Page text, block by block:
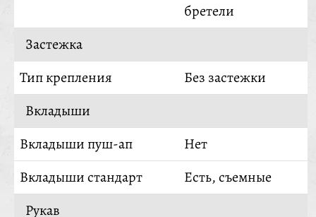
бретели
Застежка
Тип крепления
Без застежки
Вкладыши
Вкладыши пуш-ап
Нет
Вкладыши стандарт
Есть, съемные
Рукав